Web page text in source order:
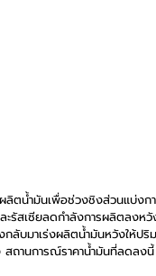
ลิตน้ำมันเพื่อช่วงชิงส่วนแบ่ง
ะรัสเซียลดกำลังการผลิตลง
กลับมาเร่งผลิตน้ำมันหวังให้
านการณ์ราคาน้ำมันที่ลดลงนี้